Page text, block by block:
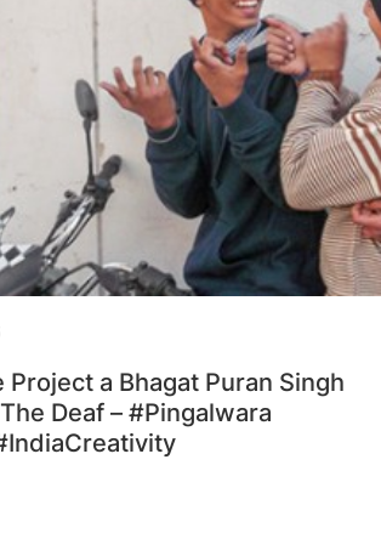
Project a Bhagat Puran Singh
Deaf – #Pingalwara